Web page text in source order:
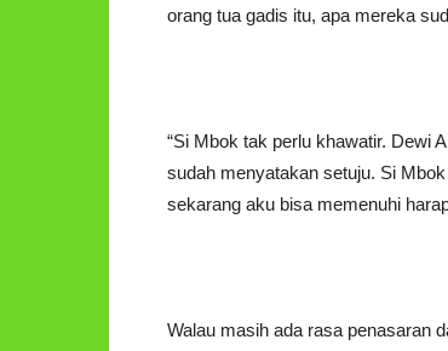
orang tua gadis itu, apa mereka
“Si Mbok tak perlu khawatir. Dewi
sudah menyatakan setuju. Si
sekarang aku bisa memenuhi
Walau masih ada rasa penasaran